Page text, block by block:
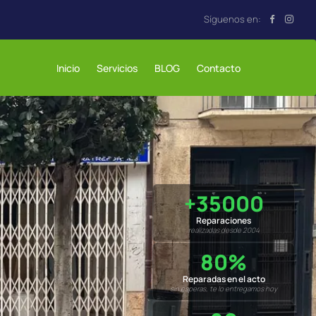
Inicio Servicios BLOG Contacto
+35000
Reparaciones
realizadas desde 2004
80%
Reparadas en el acto
sin esperas, te lo entregamos hoy